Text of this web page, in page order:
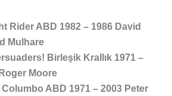
Rider ABD 1982 – 1986 David
Mulhare
Birleşik Krallık 1971 –
Moore
ABD 1971 – 2003 Peter